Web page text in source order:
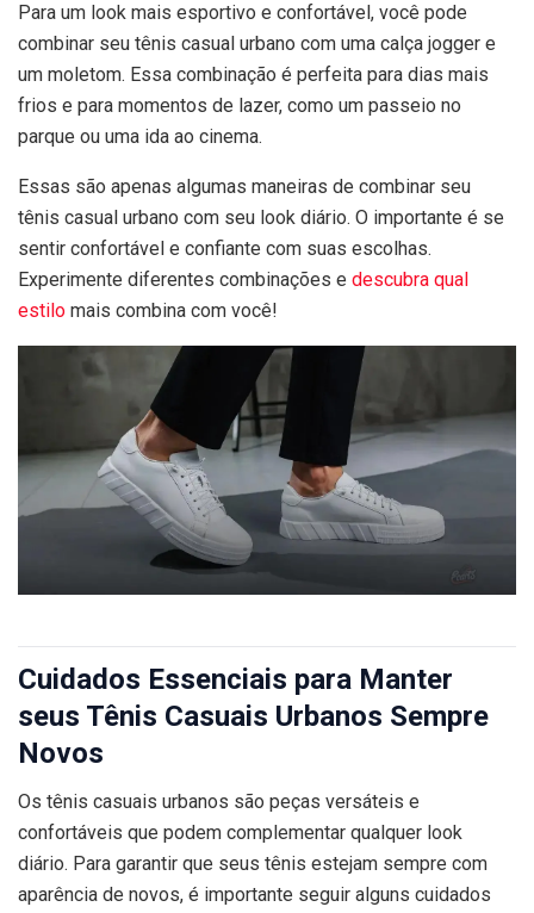
Para um look mais esportivo e confortável, você pode
combinar seu tênis casual urbano com uma calça jogger e
um moletom. Essa combinação é perfeita para dias mais
frios e para momentos de lazer, como um passeio no
parque ou uma ida ao cinema.
Essas são apenas algumas maneiras de combinar seu
tênis casual urbano com seu look diário. O importante é se
sentir confortável e confiante com suas escolhas.
Experimente diferentes combinações e descubra qual
estilo mais combina com você!
Cuidados Essenciais para Manter
seus Tênis Casuais Urbanos Sempre
Novos
Os tênis casuais urbanos são peças versáteis e
confortáveis que podem complementar qualquer look
diário. Para garantir que seus tênis estejam sempre com
aparência de novos, é importante seguir alguns cuidados